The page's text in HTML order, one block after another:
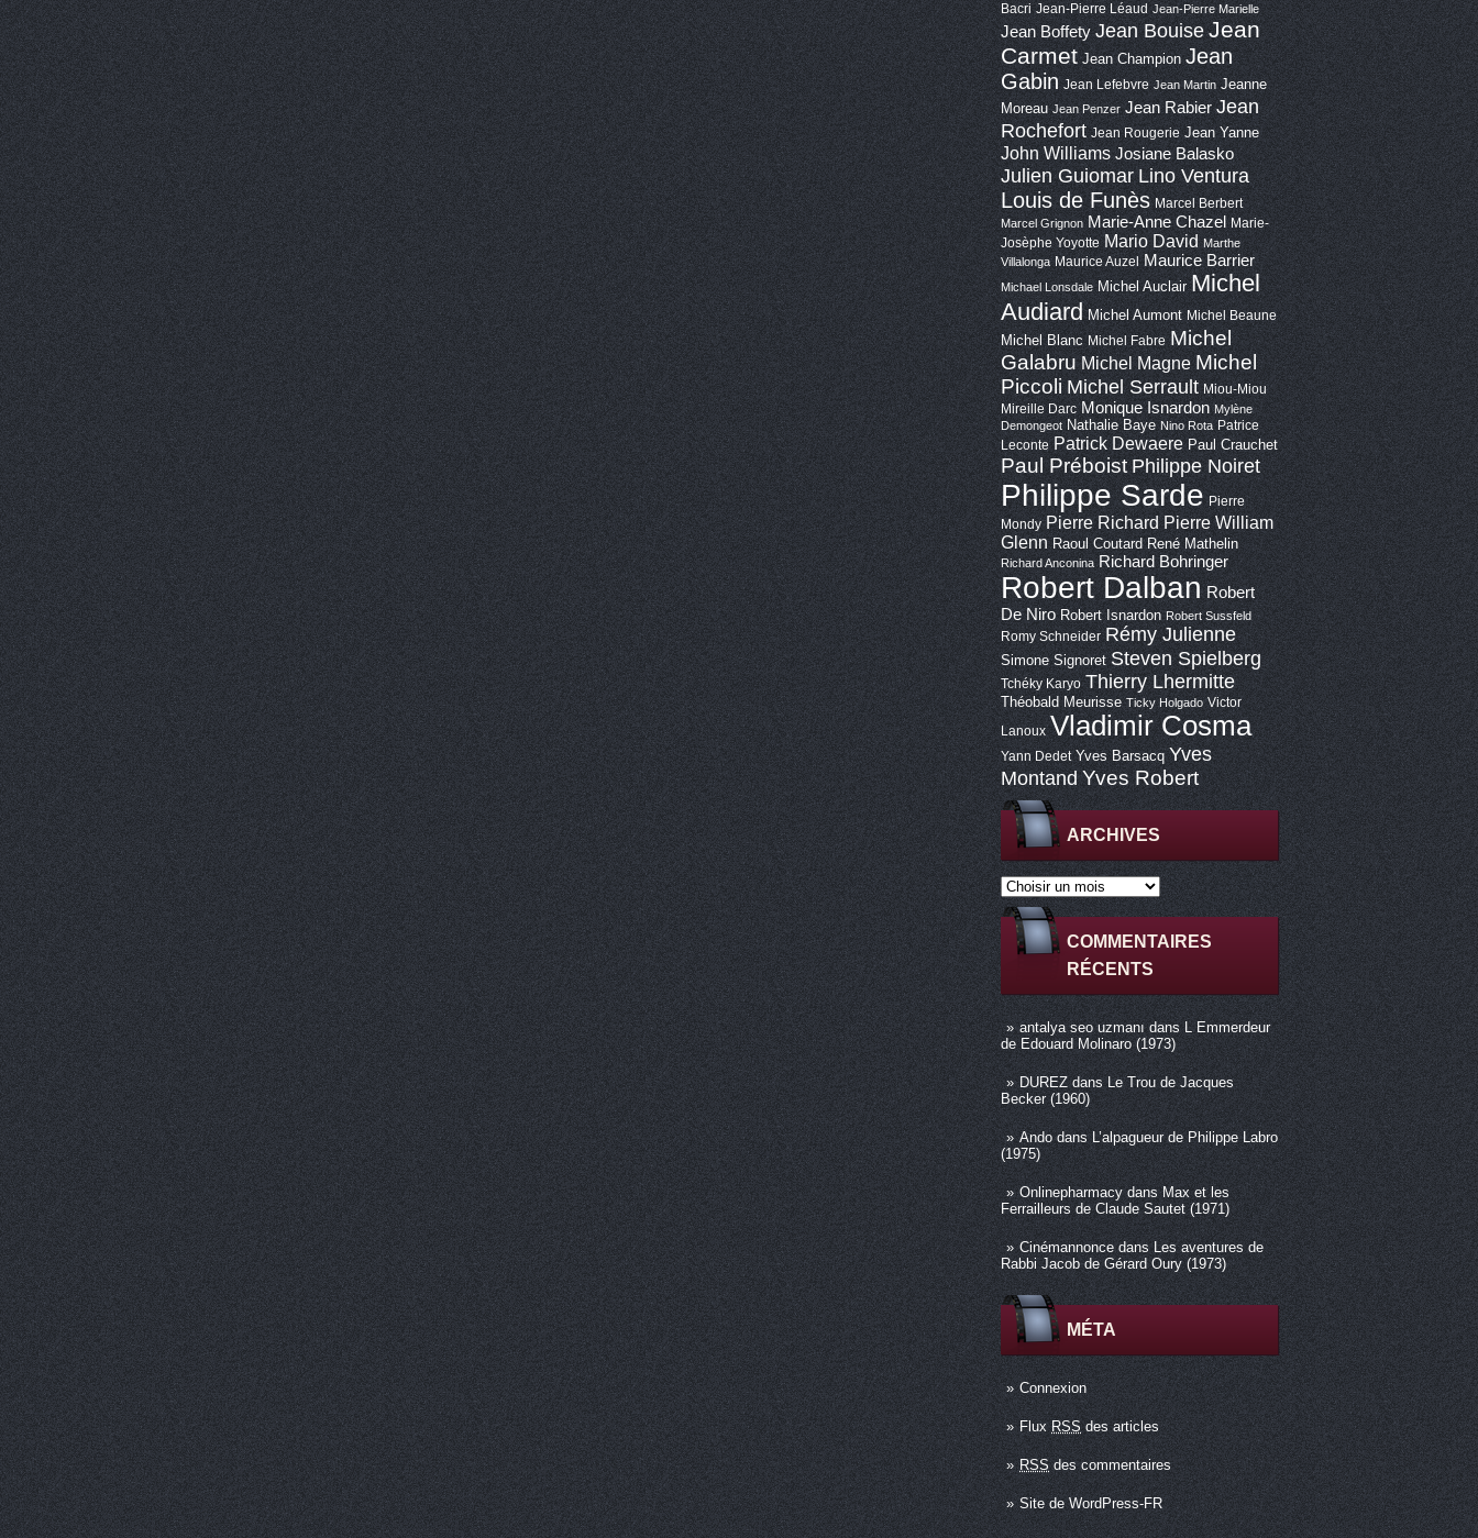
Bacri Jean-Pierre Léaud Jean-Pierre Marielle
Jean Boffety Jean BouiseJean
Carmet Jean Champion Jean
Gabin Jean Lefebvre Jean Martin Jeanne
Moreau Jean Penzer Jean Rabier Jean
Rochefort Jean Rougerie Jean Yanne
John Williams Josiane Balasko
Julien Guiomar Lino Ventura
Louis de Funès Marcel Berbert
Marcel Grignon Marie-Anne Chazel
Marie-
Josèphe Yoyotte Mario David Marthe
Villalonga Maurice Auzel Maurice Barrier
Michael Lonsdale Michel Auclair Michel
Audiard Michel Aumont Michel Beaune
Michel Blanc Michel Fabre Michel
Galabru Michel Magne Michel
Piccoli Michel Serrault Miou-Miou
Mireille Darc Monique Isnardon Mylène
Demongeot Nathalie Baye Nino Rota Patrice
Leconte Patrick Dewaere Paul Crauchet
Paul Préboist Philippe Noiret
Philippe Sarde Pierre
Mondy Pierre Richard Pierre William
Glenn Raoul Coutard René Mathelin
Richard Anconina Richard Bohringer
Robert Dalban Robert
De Niro Robert Isnardon Robert Sussfeld
Romy Schneider Rémy Julienne
Simone Signoret Steven Spielberg
Tchéky Karyo Thierry Lhermitte
Théobald Meurisse Ticky Holgado Victor
Lanoux Vladimir Cosma
Yann Dedet Yves Barsacq Yves
Montand Yves Robert
ARCHIVES
COMMENTAIRES
RÉCENTS
antalya seo uzmanıdans L Emmerdeur
de Edouard Molinaro (1973)
DUREZdans Le Trou de Jacques
Becker (1960)
Andodans L’alpagueur de Philippe Labro
(1975)
Onlinepharmacy dansMax et les
Ferrailleurs de Claude Sautet (1971)
Cinémannonce dansLes aventures de
Rabbi Jacob de Gérard Oury (1973)
MÉTA
Connexion
Flux RSS des articles
RSSdes commentaires
Site de WordPress-FR